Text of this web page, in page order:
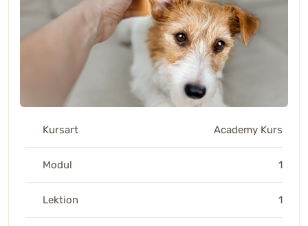
Kursart Academy Kurs
Modul 1
Lektion 1